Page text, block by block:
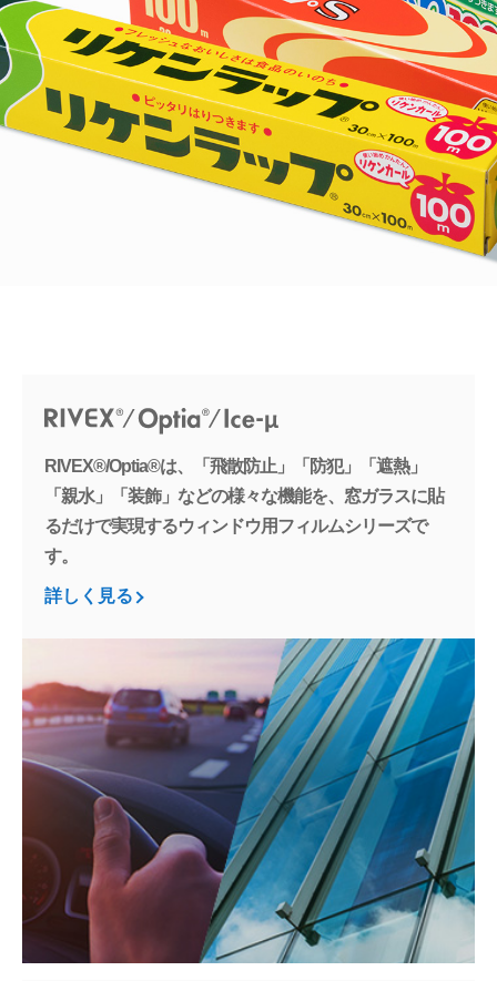
RIVEX®/Optia®は、「飛散防止」「防犯」「遮熱」
「親水」「装飾」などの様々な機能を、窓ガラスに貼
るだけで実現するウィンドウ用フィルムシリーズで
す。
詳しく見る